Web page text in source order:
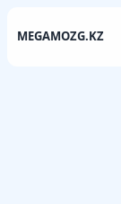
MEGAMOZG.KZ